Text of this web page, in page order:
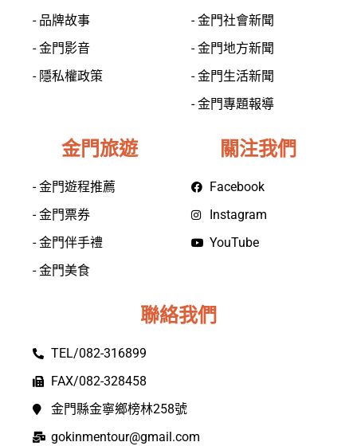
- 品牌故事
- 金門影音
- 隱私權政策
- 金門社會新聞
- 金門地方新聞
- 金門生活新聞
- 金門專題報導
金門旅遊
- 金門遊程推薦
- 金門票券
- 金門伴手禮
- 金門美食
關注我們
Facebook
Instagram
YouTube
聯絡我們
TEL/082-316899
FAX/082-328458
金門縣金寧鄉榜林258號
gokinmentour@gmail.com